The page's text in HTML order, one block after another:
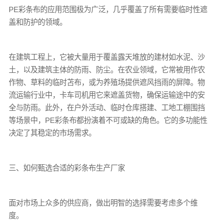
PE彩条布的应用范围极为广泛，几乎覆盖了所有需要临时性遮
盖和防护的领域。
在建筑工程上，它被大量用于覆盖露天堆放的建材如水泥、沙
土，以及建筑主体的防雨、防尘。在农业领域，它常被用作农
作物、草料的临时苫布，或为养殖场提供遮风挡雨的屏障。物
流运输行业中，卡车司机用它来遮盖货物，确保运输途中的安
全与防雨。此外，在户外活动、临时仓库搭建、工地工棚围挡
等场景中，PE彩条布都扮演着不可或缺的角色。它的多功能性
决定了其稳定的市场需求。
三、如何甄选合适的彩条布生产厂家
面对市场上众多的供应商，做出明智的选择需要考虑多个维
度。